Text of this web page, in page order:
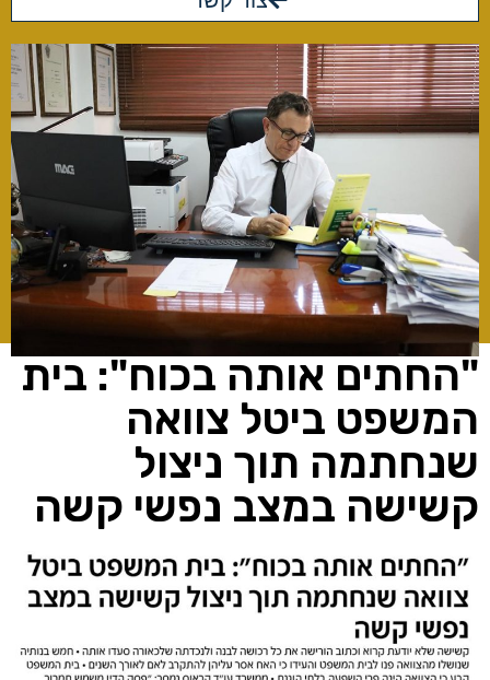
"החתים אותה בכוח": בית
המשפט ביטל צוואה
שנחתמה תוך ניצול
קשישה במצב נפשי קשה